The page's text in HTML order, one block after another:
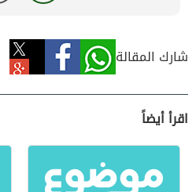
شارك المقالة
اقرأ أيضاً